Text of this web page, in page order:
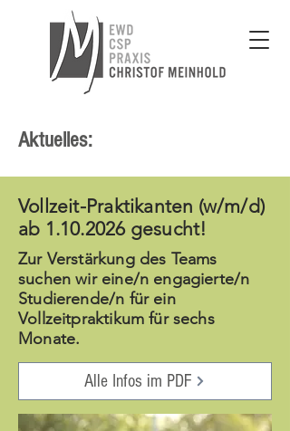
Aktuelles:
Vollzeit-Praktikanten (w/m/d)
ab 1.10.2026gesucht!
Zur Verstärkung des Teams
suchen wir eine/n engagierte/n
Studierende/n für ein
Vollzeitpraktikum für sechs
Monate.
Alle Infos im PDF